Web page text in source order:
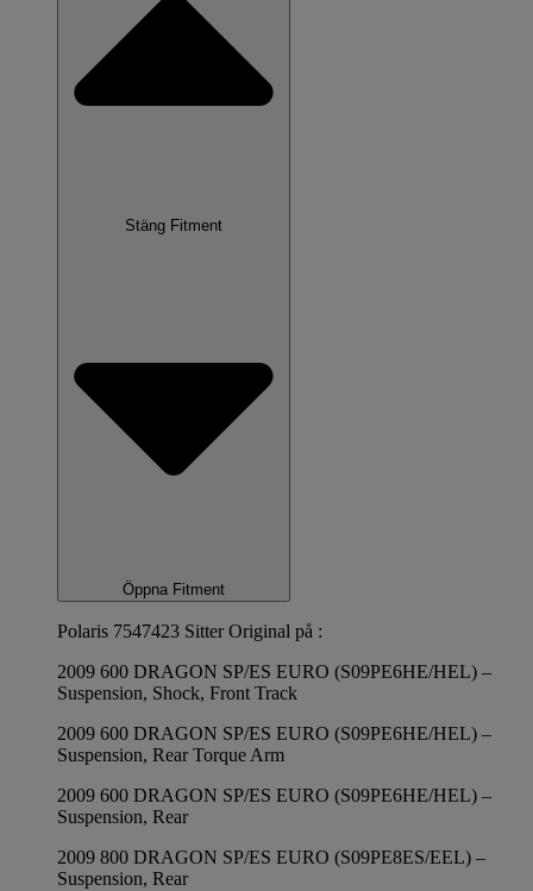
Stäng Fitment
Öppna Fitment
Polaris 7547423 Sitter Original på :
2009 600 DRAGON SP/ES EURO (S09PE6HE/HEL) –
Suspension, Shock, Front Track
2009 600 DRAGON SP/ES EURO (S09PE6HE/HEL) –
Suspension, Rear Torque Arm
2009 600 DRAGON SP/ES EURO (S09PE6HE/HEL) –
Suspension, Rear
2009 800 DRAGON SP/ES EURO (S09PE8ES/EEL) –
Suspension, Rear